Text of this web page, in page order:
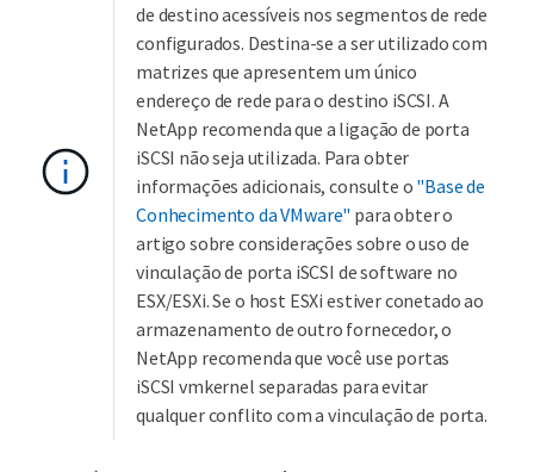
de destino acessíveis nos segmentos de rede
configurados. Destina-se a ser utilizado com
matrizes que apresentem um único
endereço de rede para o destino iSCSI. A
NetApp recomenda que a ligação de porta
iSCSI não seja utilizada. Para obter
informações adicionais, consulte o "Base de
Conhecimento da VMware" para obter o
artigo sobre considerações sobre o uso de
vinculação de porta iSCSI de software no
ESX/ESXi. Se o host ESXi estiver conetado ao
armazenamento de outro fornecedor, o
NetApp recomenda que você use portas
iSCSI vmkernel separadas para evitar
qualquer conflito com a vinculação de porta.